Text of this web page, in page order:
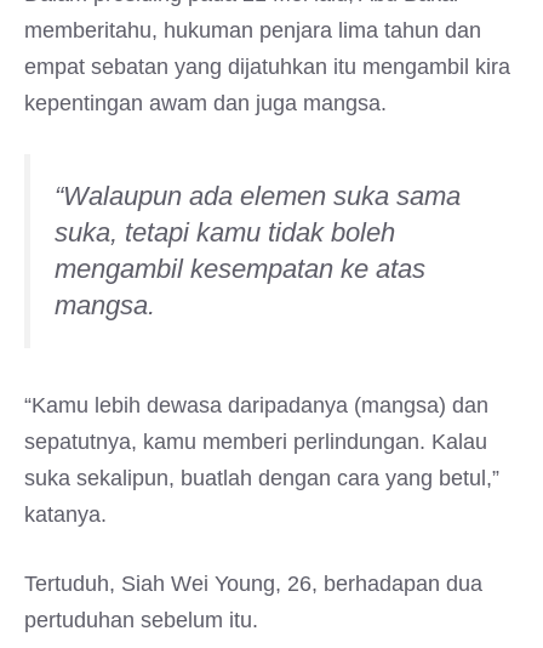
memberitahu, hukuman penjara lima tahun dan
empat sebatan yang dijatuhkan itu mengambil kira
kepentingan awam dan juga mangsa.
“Walaupun ada elemen suka sama
suka, tetapi kamu tidak boleh
mengambil kesempatan ke atas
mangsa.
“Kamu lebih dewasa daripadanya (mangsa) dan
sepatutnya, kamu memberi perlindungan. Kalau
suka sekalipun, buatlah dengan cara yang betul,”
katanya.
Tertuduh, Siah Wei Young, 26, berhadapan dua
pertuduhan sebelum itu.